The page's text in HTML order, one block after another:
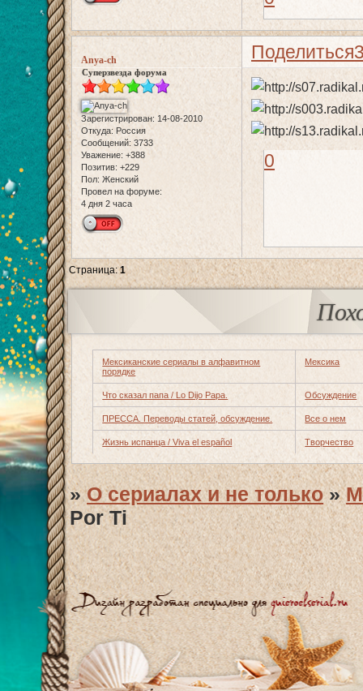
Поделиться
Anya-ch
Суперзвезда форума
Зарегистрирован: 14-08-2010
Откуда: Россия
Сообщений: 3733
Уважение: +388
Позитив: +229
Пол: Женский
Провел на форуме:
4 дня 2 часа
0
Страница:1
Мексиканские сериалы в алфавитном
порядке
Мексика
Что сказал папа / Lo Dijo Papa. Обсуждение
ПРЕССА. Переводы статей, обсуждение. Все о нем
Жизнь испанца / Viva el español Творчество
»О сериалах и не только »
Por Ti